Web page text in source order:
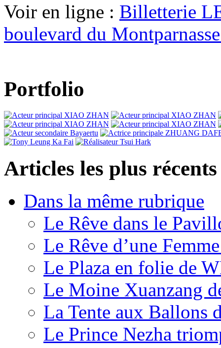
Voir en ligne : Billetterie
boulevard du
Portfolio
Articles les plus récents
Dans la même rubrique
Le Rêve dans le
Le Rêve d’une
Le Plaza en folie de
Le Moine Xuanzang
La Tente aux Ballons
Le Prince Nezha